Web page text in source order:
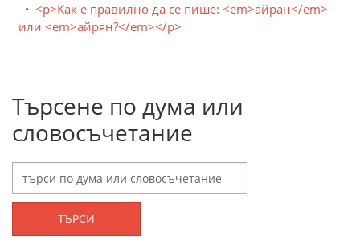
<p>Как е правилно да се пише: <em>айран</em>
или <em>айрян?</em></p>
Търсене по дума или
словосъчетание
ТЪРСИ